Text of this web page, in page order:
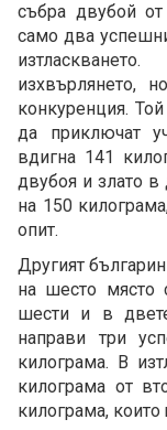
събра двубой
само два
изхвърлянето,
конкуренция.
да приключат
вдигна 141
двубоя и злато
на 150
опит.
Другият
на шесто място
шести и в
направи три
килограма. В
килограма от
килограма,